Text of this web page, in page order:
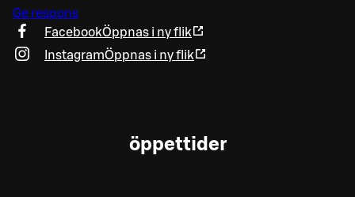
Ge respons
FacebookÖppnas i ny flik
InstagramÖppnas i ny flik
öppettider